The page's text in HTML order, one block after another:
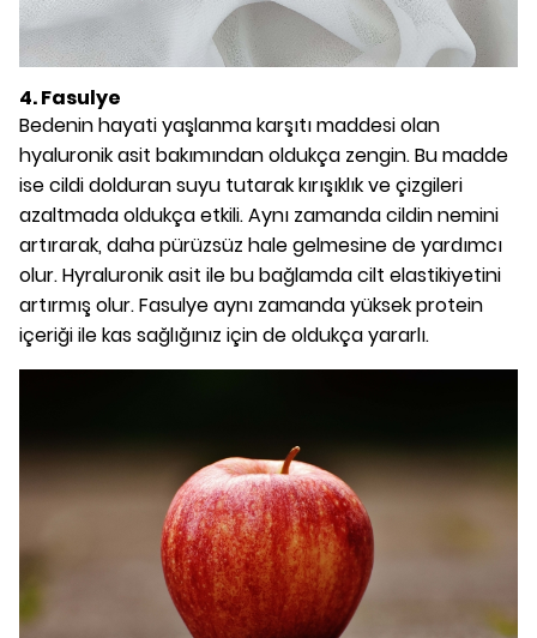
4. Fasulye
Bedenin hayati yaşlanma karşıtı maddesi olan
hyaluronik asit bakımından oldukça zengin. Bu madde
ise cildi dolduran suyu tutarak kırışıklık ve çizgileri
azaltmada oldukça etkili. Aynı zamanda cildin nemini
artırarak, daha pürüzsüz hale gelmesine de yardımcı
olur. Hyraluronik asit ile bu bağlamda cilt elastikiyetini
artırmış olur. Fasulye aynı zamanda yüksek protein
içeriği ile kas sağlığınız için de oldukça yararlı.